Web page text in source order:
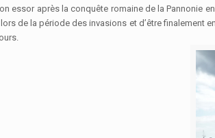
essor après la conquête romaine de la Pannonie
de la période des invasions et d’être finalement